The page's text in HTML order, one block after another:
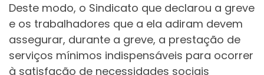
Deste modo, o Sindicato que declarou a greve
e os trabalhadores que a ela adiram devem
assegurar, durante a greve, a prestação de
serviços mínimos indispensáveis para ocorrer
à satisfação de necessidades sociais